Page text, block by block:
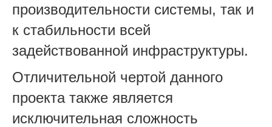
производительности системы, так и
к стабильности всей
задействованной инфраструктуры.
Отличительной чертой данного
проекта также является
исключительная сложность